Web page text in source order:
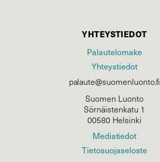
YHTEYSTIEDOT
Palautelomake
Yhteystiedot
palaute@suomenluonto.fi
Suomen Luonto
Sörnäistenkatu 1
00580 Helsinki
Mediatiedot
Tietosuojaseloste